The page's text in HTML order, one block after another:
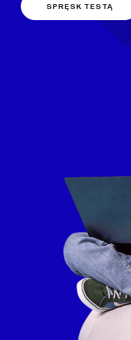
SPRĘSK TESTĄ